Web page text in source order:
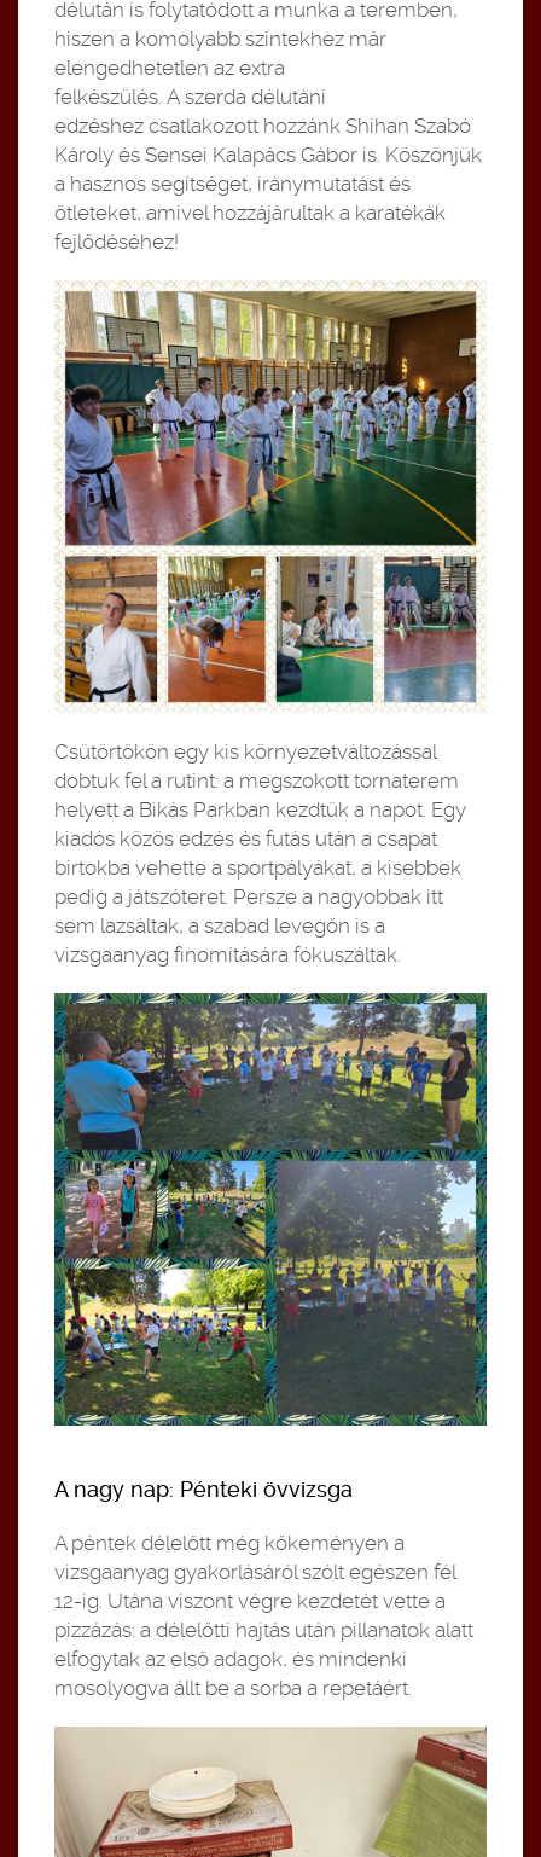
délután is folytatódott a munka a teremben,
hiszen a komolyabb szintekhez már
elengedhetetlen az extra
felkészülés. A szerda délutáni
edzéshez csatlakozott hozzánk Shihan Szabó
Károly és Sensei Kalapács Gábor is. Köszönjük
a hasznos segítséget, iránymutatást és
ötleteket, amivel hozzájárultak a karatékák
fejlődéséhez!
Csütörtökön egy kis környezetváltozással
dobtuk fel a rutint: a megszokott tornaterem
helyett a Bikás Parkban kezdtük a napot. Egy
kiadós közös edzés és futás után a csapat
birtokba vehette a sportpályákat, a kisebbek
pedig a játszóteret. Persze a nagyobbak itt
sem lazsáltak, a szabad levegőn is a
vizsgaanyag finomítására fókuszáltak.
A nagy nap: Pénteki övvizsga
A péntek délelőtt még kőkeményen a
vizsgaanyag gyakorlásáról szólt egészen fél
12-ig. Utána viszont végre kezdetét vette a
pizzázás: a délelőtti hajtás után pillanatok alatt
elfogytak az első adagok, és mindenki
mosolyogva állt be a sorba a repetáért.